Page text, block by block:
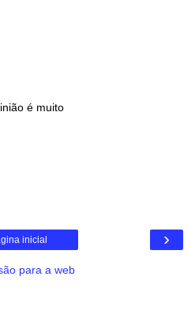
é muito
›
inicial
para a web